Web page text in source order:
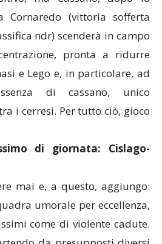
Cornaredo (vittoria sofferta
ndr) scenderà in campo
pronta a ridurre
e Lego e, in particolare, ad
di cassano, unico
i cerresi. Per tutto ciò, gioco
di giornata: Cislago-
mai e, a questo, aggiungo:
umorale per eccellenza,
come di violente cadute.